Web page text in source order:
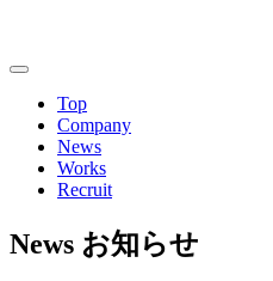
Top
Company
News
Works
Recruit
News お知らせ